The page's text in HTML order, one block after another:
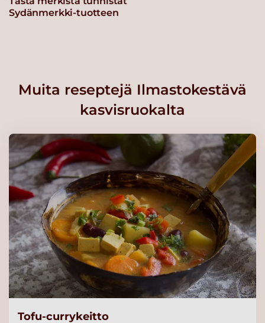
Sydänmerkki-tuotteen
Muita reseptejä Ilmastokestävä
kasvisruokalta
Tofu-currykeitto